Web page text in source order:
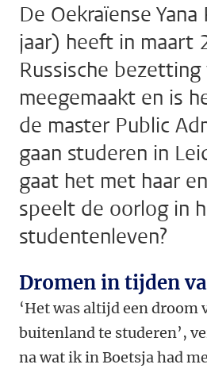
De Oekraïense
jaar) heeft in maart
Russische
meegemaakt en is
de master Public
gaan studeren in
gaat het met haar
speelt de oorlog in
studentenleven?
Dromen in tijden
‘Het was altijd een
buitenland te studeren’,
na wat ik in Boetsja had